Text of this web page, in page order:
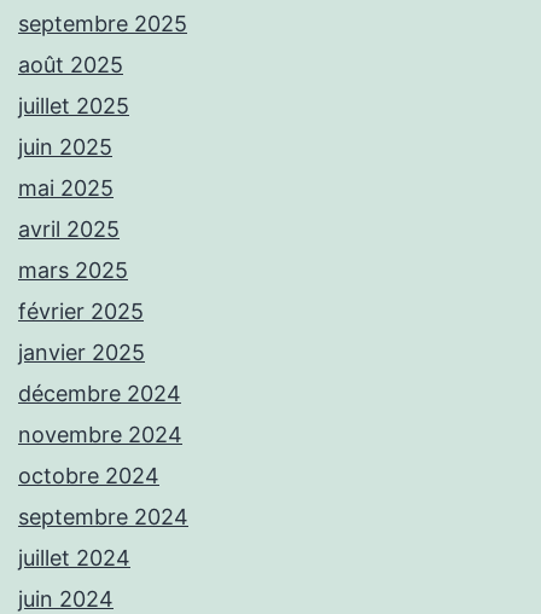
septembre 2025
août 2025
juillet 2025
juin 2025
mai 2025
avril 2025
mars 2025
février 2025
janvier 2025
décembre 2024
novembre 2024
octobre 2024
septembre 2024
juillet 2024
juin 2024